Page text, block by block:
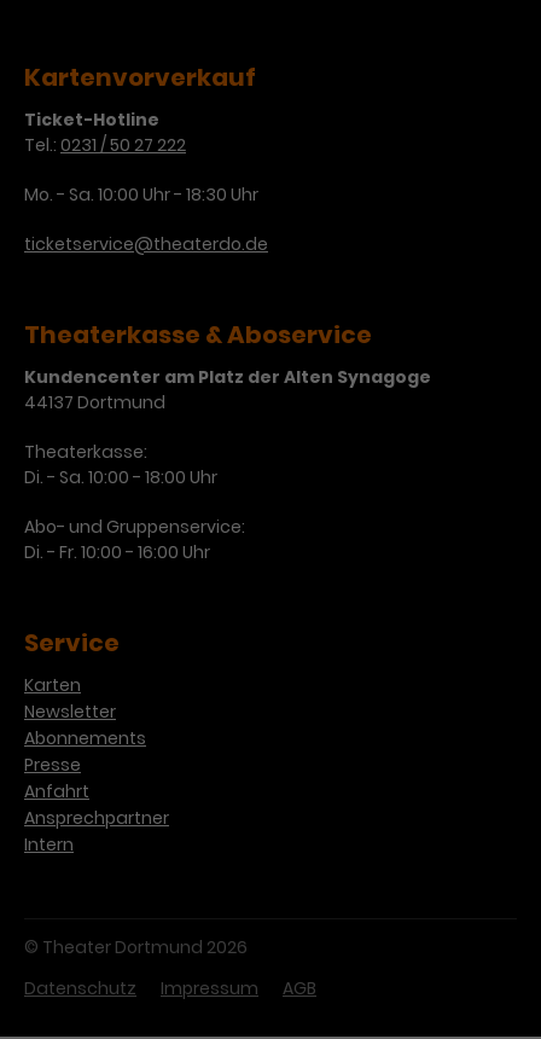
Kartenvorverkauf
Ticket-Hotline
Tel.: 0231 / 50 27 222
Mo. - Sa. 10:00 Uhr - 18:30 Uhr
ticketservice@theaterdo.de
Theaterkasse & Aboservice
Kundencenter am Platz der Alten Synagoge
44137 Dortmund
Theaterkasse:
Di. - Sa. 10:00 - 18:00 Uhr
Abo- und Gruppenservice:
Di. - Fr. 10:00 - 16:00 Uhr
Service
Karten
Newsletter
Abonnements
Presse
Anfahrt
Ansprechpartner
Intern
© Theater Dortmund 2026
Datenschutz
Impressum AGB